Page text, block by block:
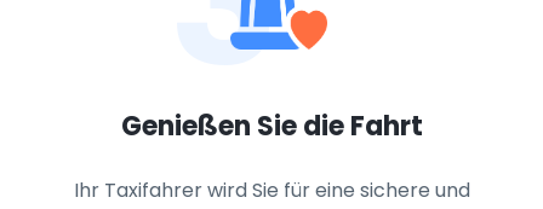
Genießen Sie die Fahrt
Ihr Taxifahrer wird Sie für eine sichere und